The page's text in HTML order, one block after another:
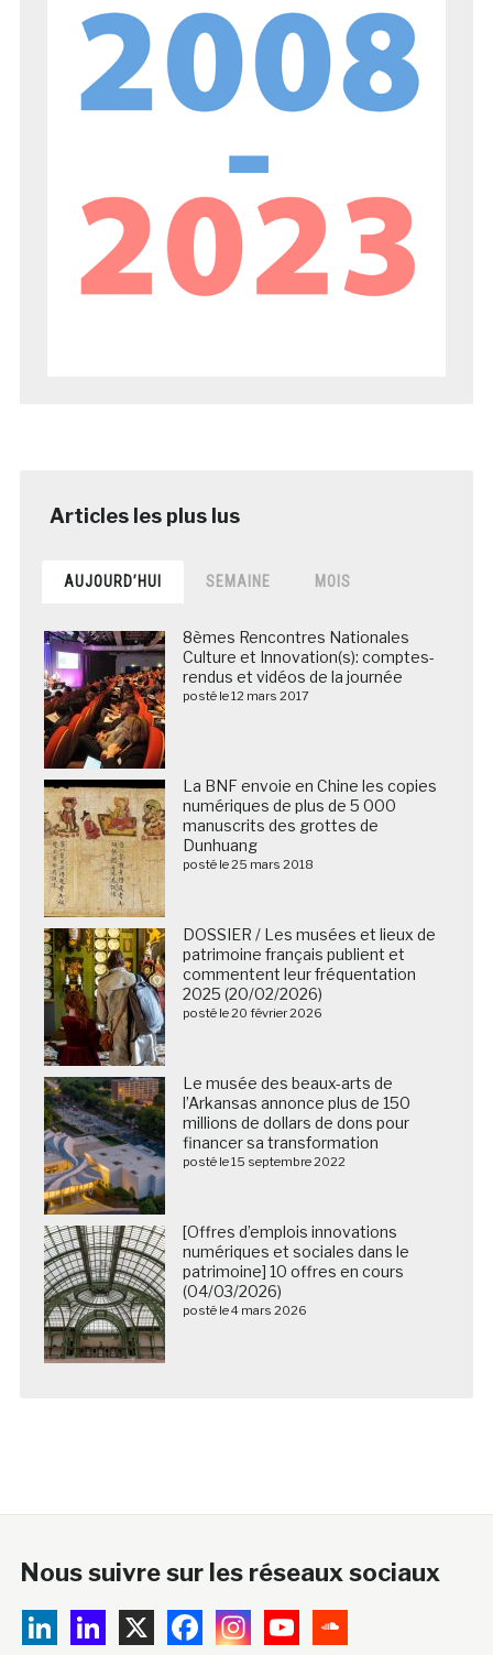
AUJOURD’HUI SEMAINE MOIS
8èmes Rencontres Nationales
Culture et Innovation(s): comptes-
rendus et vidéos de la journée
posté le 12 mars 2017
La BNF envoie en Chine les copies
numériques de plus de 5 000
manuscrits des grottes de
Dunhuang
posté le 25 mars 2018
DOSSIER / Les musées et lieux de
patrimoine français publient et
commentent leur fréquentation
2025 (20/02/2026)
posté le 20 février 2026
Le musée des beaux-arts de
l’Arkansas annonce plus de 150
millions de dollars de dons pour
financer sa transformation
posté le 15 septembre 2022
[Offres d’emplois innovations
numériques et sociales dans le
patrimoine] 10 offres en cours
(04/03/2026)
posté le 4 mars 2026
Nous suivre sur les réseaux sociaux